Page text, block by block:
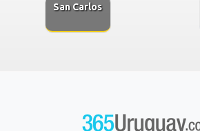
San Carlos